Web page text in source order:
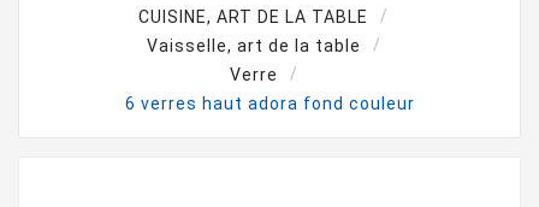
CUISINE, ART DE LA TABLE
Vaisselle, art de la table
Verre
6 verres haut adora fond couleur